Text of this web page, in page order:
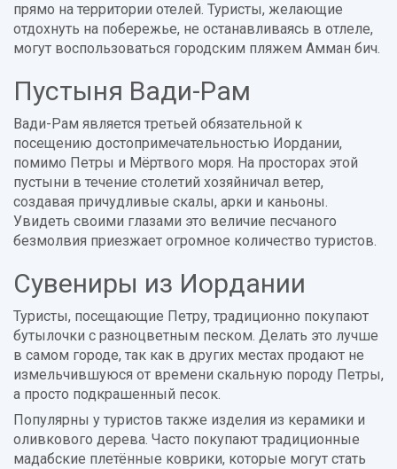
прямо на территории отелей. Туристы, желающие
отдохнуть на побережье, не останавливаясь в отлеле,
могут воспользоваться городским пляжем Амман бич.
Пустыня Вади-Рам
Вади-Рам является третьей обязательной к
посещению достопримечательностью Иордании,
помимо Петры и Мёртвого моря. На просторах этой
пустыни в течение столетий хозяйничал ветер,
создавая причудливые скалы, арки и каньоны.
Увидеть своими глазами это величие песчаного
безмолвия приезжает огромное количество туристов.
Сувениры из Иордании
Туристы, посещающие Петру, традиционно покупают
бутылочки с разноцветным песком. Делать это лучше
в самом городе, так как в других местах продают не
измельчившуюся от времени скальную породу Петры,
а просто подкрашенный песок.
Популярны у туристов также изделия из керамики и
оливкового дерева. Часто покупают традиционные
мадабские плетённые коврики, которые могут стать